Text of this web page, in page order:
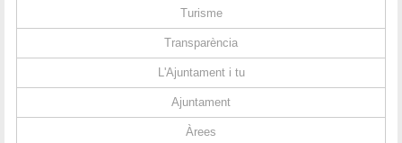
Turisme
Transparència
L'Ajuntament i tu
Ajuntament
Àrees